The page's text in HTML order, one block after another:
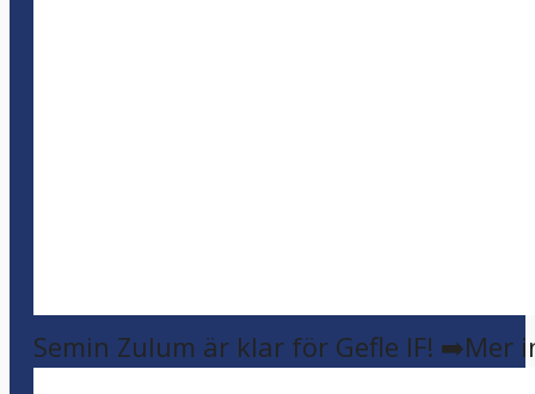
Semin Zulum är klar för Gefle IF! ➡️Mer